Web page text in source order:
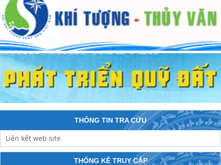
THÔNG TIN TRA CỨU
THỐNG KÊ TRUY CẬP